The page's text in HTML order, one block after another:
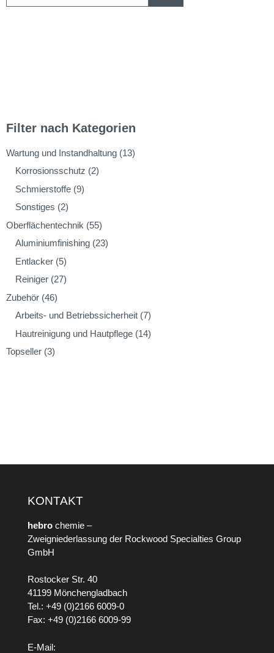
Filter nach Kategorien
Wartung und Instandhaltung (13)
Korrosionsschutz (2)
Schmierstoffe (9)
Sonstiges (2)
Oberflächentechnik (55)
Aluminiumfinishing (23)
Entlacker (5)
Reiniger (27)
Zubehör (46)
Arbeits- und Betriebssicherheit (7)
Hautreinigung und Hautpflege (14)
Topseller (3)
KONTAKT
hebro chemie –
Zweigniederlassung der Rockwood Specialties Group
GmbH
Rostocker Str. 40
41199 Mönchengladbach
Tel.: +49 (0)2166 6009-0
Fax: +49 (0)2166 6009-99
E-Mail: